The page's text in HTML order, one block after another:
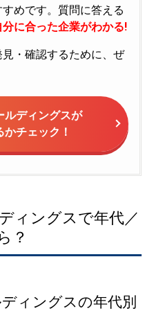
めです。質問に答える
に合った企業がわかる!
・確認するために、ぜ
ルディングスが
チェック！
ィングスで年代／
？
ィングスの年代別